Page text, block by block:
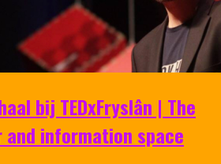
bij TEDxFryslân | The
information space